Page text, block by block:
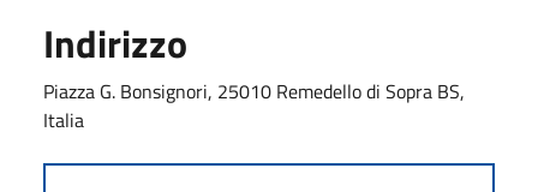
Indirizzo
Piazza G. Bonsignori, 25010 Remedello di Sopra BS,
Italia